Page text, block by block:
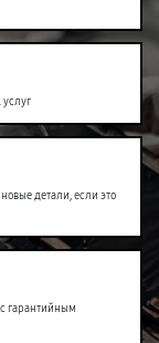
детали, если это
гарантийным